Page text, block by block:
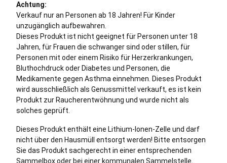
Achtung:
Verkauf nur an Personen ab 18 Jahren! Für Kinder
unzugänglich aufbewahren.
Dieses Produkt ist nicht geeignet für Personen unter 18
Jahren, für Frauen die schwanger sind oder stillen, für
Personen mit oder einem Risiko für Herzerkrankungen,
Bluthochdruck oder Diabetes und Personen, die
Medikamente gegen Asthma einnehmen. Dieses Produkt
wird ausschließlich als Genussmittel verkauft, es ist kein
Produkt zur Raucherentwöhnung und wurde nicht als
solches geprüft.
Dieses Produkt enthält eine Lithium-Ionen-Zelle und darf
nicht über den Hausmüll entsorgt werden! Bitte entsorgen
Sie das Produkt sachgerecht in einer entsprechenden
Sammelbox oder bei einer kommunalen Sammelstelle.